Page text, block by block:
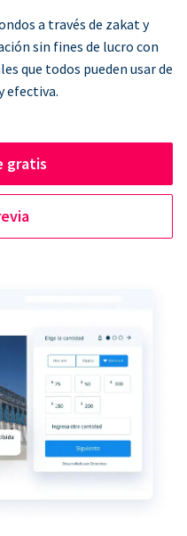
a través de zakat y
sin fines de lucro con
que todos pueden usar de
efectiva.
gratis